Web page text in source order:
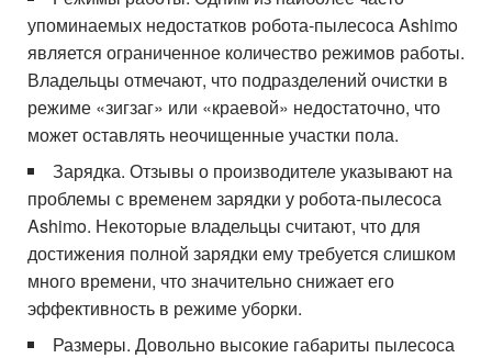
упоминаемых недостатков робота-пылесоса Ashimo
является ограниченное количество режимов работы.
Владельцы отмечают, что подразделений очистки в
режиме «зигзаг» или «краевой» недостаточно, что
может оставлять неочищенные участки пола.
Зарядка. Отзывы о производителе указывают на
проблемы с временем зарядки у робота-пылесоса
Ashimo. Некоторые владельцы считают, что для
достижения полной зарядки ему требуется слишком
много времени, что значительно снижает его
эффективность в режиме уборки.
Размеры. Довольно высокие габариты пылесоса